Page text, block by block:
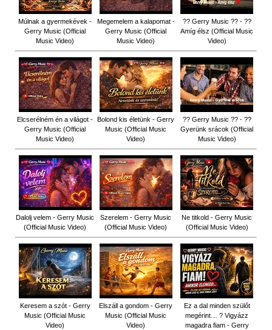
Múlnak a gyermekévek -
Gerry Music (Official
Music Video)
Megemelem a kalapomat -
Gerry Music (Official
Music Video)
?? Gerry Music ?? - ??
Amíg élsz (Official Music
Video)
Elcserélném én a világot -
Gerry Music (Official
Music Video)
Bolond kis életünk - Gerry
Music (Official Music
Video)
?? Gerry Music ?? - ??
Gyerünk srácok (Official
Music Video)
Dalolj velem - Gerry Music
(Official Music Video)
Szerelem - Gerry Music
(Official Music Video)
Ne titkold - Gerry Music
(Official Music Video)
Keresem a szót - Gerry
Music (Official Music
Video)
Elszáll a gondom - Gerry
Music (Official Music
Video)
Ez a dal minden szülőt
megérint… ? Vigyázz
magadra fiam - Gerry